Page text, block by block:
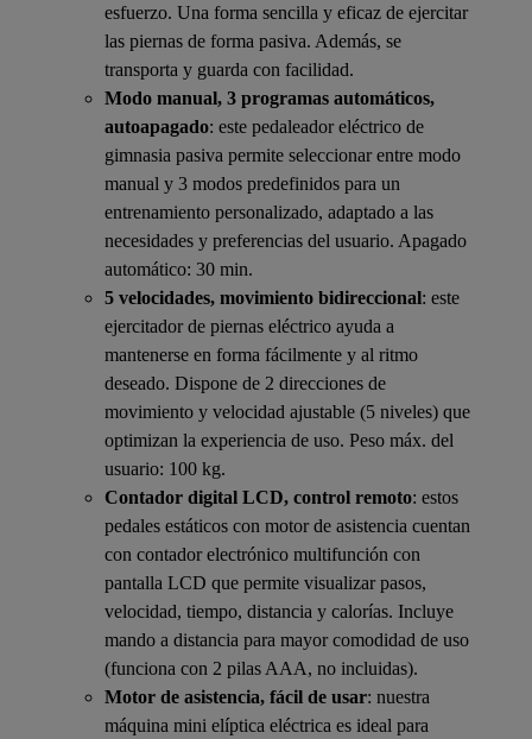
esfuerzo. Una forma sencilla y eficaz de ejercitar
las piernas de forma pasiva. Además, se
transporta y guarda con facilidad.
Modo manual, 3 programas automáticos,
autoapagado: este pedaleador eléctrico de
gimnasia pasiva permite seleccionar entre modo
manual y 3 modos predefinidos para un
entrenamiento personalizado, adaptado a las
necesidades y preferencias del usuario. Apagado
automático: 30 min.
5 velocidades, movimiento bidireccional: este
ejercitador de piernas eléctrico ayuda a
mantenerse en forma fácilmente y al ritmo
deseado. Dispone de 2 direcciones de
movimiento y velocidad ajustable (5 niveles) que
optimizan la experiencia de uso. Peso máx. del
usuario: 100 kg.
Contador digital LCD, control remoto: estos
pedales estáticos con motor de asistencia cuentan
con contador electrónico multifunción con
pantalla LCD que permite visualizar pasos,
velocidad, tiempo, distancia y calorías. Incluye
mando a distancia para mayor comodidad de uso
(funciona con 2 pilas AAA, no incluidas).
Motor de asistencia, fácil de usar: nuestra
máquina mini elíptica eléctrica es ideal para